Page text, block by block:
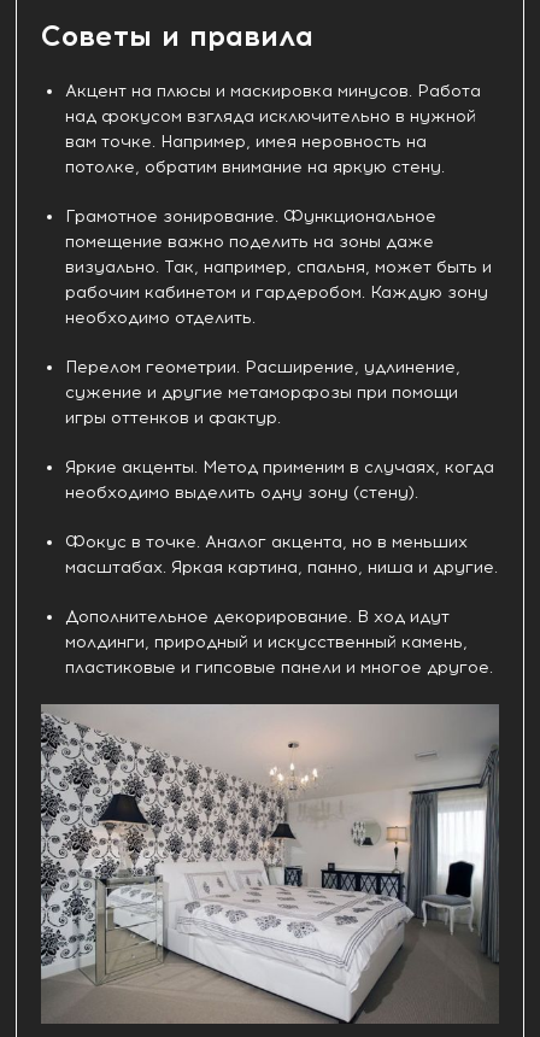
Советы и правила
Акцент на плюсы и маскировка минусов. Работа
над фокусом взгляда исключительно в нужной
вам точке. Например, имея неровность на
потолке, обратим внимание на яркую стену.
Грамотное зонирование. Функциональное
помещение важно поделить на зоны даже
визуально. Так, например, спальня, может быть и
рабочим кабинетом и гардеробом. Каждую зону
необходимо отделить.
Перелом геометрии. Расширение, удлинение,
сужение и другие метаморфозы при помощи
игры оттенков и фактур.
Яркие акценты. Метод применим в случаях, когда
необходимо выделить одну зону (стену).
Фокус в точке. Аналог акцента, но в меньших
масштабах. Яркая картина, панно, ниша и другие.
Дополнительное декорирование. В ход идут
молдинги, природный и искусственный камень,
пластиковые и гипсовые панели и многое другое.